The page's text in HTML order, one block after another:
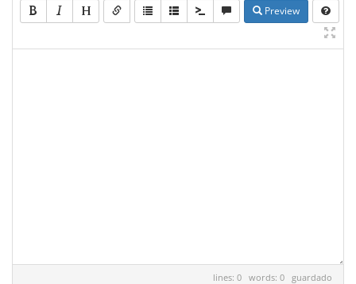
Preview
lines: 0 words: 0 guardado